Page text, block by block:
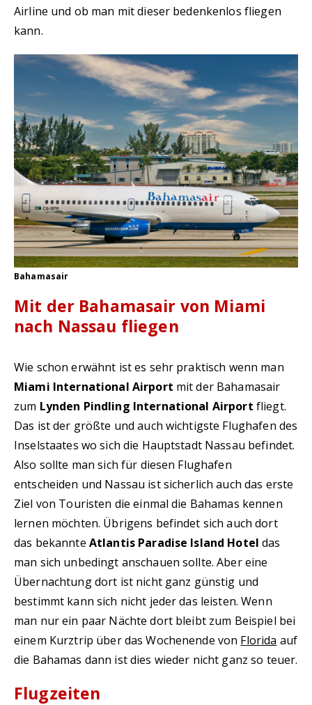
Airline und ob man mit dieser bedenkenlos fliegen
kann.
Bahamasair
Mit der Bahamasair von Miami
nach Nassau fliegen
Wie schon erwähnt ist es sehr praktisch wenn man
Miami International Airport mit der Bahamasair
zum Lynden Pindling International Airport fliegt.
Das ist der größte und auch wichtigste Flughafen des
Inselstaates wo sich die Hauptstadt Nassau befindet.
Also sollte man sich für diesen Flughafen
entscheiden und Nassau ist sicherlich auch das erste
Ziel von Touristen die einmal die Bahamas kennen
lernen möchten. Übrigens befindet sich auch dort
das bekannte Atlantis Paradise Island Hotel das
man sich unbedingt anschauen sollte. Aber eine
Übernachtung dort ist nicht ganz günstig und
bestimmt kann sich nicht jeder das leisten. Wenn
man nur ein paar Nächte dort bleibt zum Beispiel bei
einem Kurztrip über das Wochenende von Florida auf
die Bahamas dann ist dies wieder nicht ganz so teuer.
Flugzeiten